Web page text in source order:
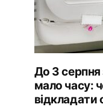
До 3
мало часу: